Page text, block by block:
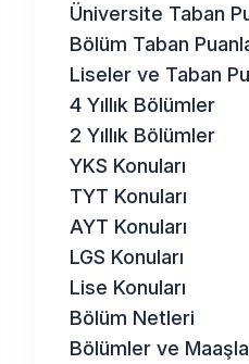
Üniversite Taban
Bölüm Taban
Liseler ve Taban
4 Yıllık Bölümler
2 Yıllık Bölümler
YKS Konuları
TYT Konuları
AYT Konuları
LGS Konuları
Lise Konuları
Bölüm Netleri
Bölümler ve